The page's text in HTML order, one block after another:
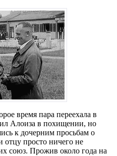
время пара переехала в
Алоиза в похищении, но
к дочерним просьбам о
отцу просто ничего не
союз. Прожив около года на